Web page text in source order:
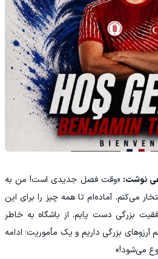
نوشت: «وقت فصل جدیدی است! من به
می‌کنم. آماده‌ام تا همه چیز را برای این
بزرگی دست یابم. از باشگاه به خاطر
آرزوهای بزرگی داریم و یک مأموریت؛ ادامه
می‌شود!»